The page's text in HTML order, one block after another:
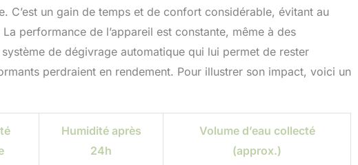
C’est un gain de temps et de confort considérable, évitant au
performance de l’appareil est constante, même à des
de dégivrage automatique qui lui permet de rester
perdraient en rendement. Pour illustrer son impact, voici un
Humidité après
24h
Volume d’eau collecté
(approx.)